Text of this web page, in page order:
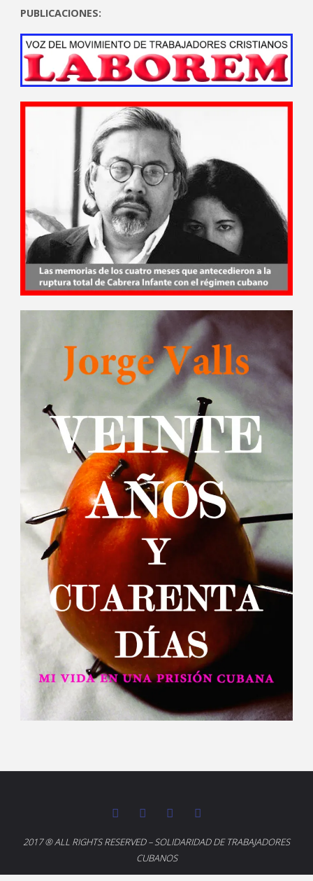
PUBLICACIONES:
2017 ® ALL RIGHTS RESERVED – SOLIDARIDAD DE TRABAJADORES
CUBANOS